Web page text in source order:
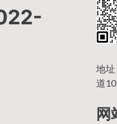
地
道
网